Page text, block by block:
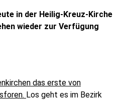
in der Heilig-Kreuz-Kirche
wieder zur Verfügung
das erste von
Los geht es im Bezirk